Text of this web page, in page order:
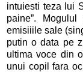
intuiesti teza lui
paine”. Mogulul
emisiiile sale
putin o data pe
ultima voce din
unui copil fara